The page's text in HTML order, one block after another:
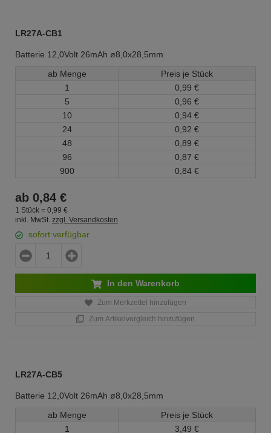
LR27A-CB1
Batterie 12,0Volt 26mAh ø8,0x28,5mm
ab Menge
Preis je Stück
1
0, 99 €
5
0, 96 €
10
0, 94 €
24
0, 92 €
48
0, 89 €
96
0, 87 €
900
0, 84 €
ab 0,84 €
1 Stück = 0, 99 €
inkl. MwSt. zzgl. Versandkosten
sofort verfügbar
In den Warenkorb
Zum Merkzettel hinzufügen
Zum Artikelvergleich hinzufügen
LR27A-CB5
Batterie 12,0Volt 26mAh ø8,0x28,5mm
ab Menge
Preis je Stück
1
3, 49 €